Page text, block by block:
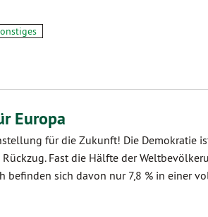
Europa
für die Zukunft! Die Demokratie
Fast die Hälfte der
befinden sich davon nur 7,8 % in einer